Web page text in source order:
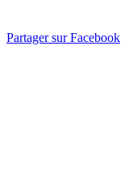
Partager sur Facebook